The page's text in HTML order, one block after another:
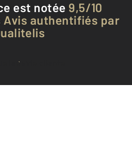
est notée 9,5/10
Avis authentifiés par
les avis clients